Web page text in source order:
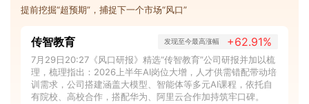
提前挖掘“超预期”，捕捉下一个市场“风口”
传智教育 发现至今最高涨幅 +62.91%
7月29日20:27《风口研报》精选“传智教育”公司研报并加以梳
理，梳理指出：2026上半年AI岗位大增，人才供需错配带动培
训需求，公司搭建涵盖大模型、智能体等多元AI课程，依托自
有院校、高校合作，搭配华为、阿里云合作加持筑牢口碑。